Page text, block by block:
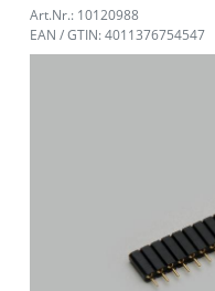
Art.Nr.: 10120988
EAN / GTIN: 4011376754547